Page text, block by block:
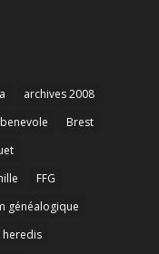
archives 2008
benevole
Brest
FFG
généalogique
heredis